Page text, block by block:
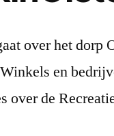
over het
en
over de